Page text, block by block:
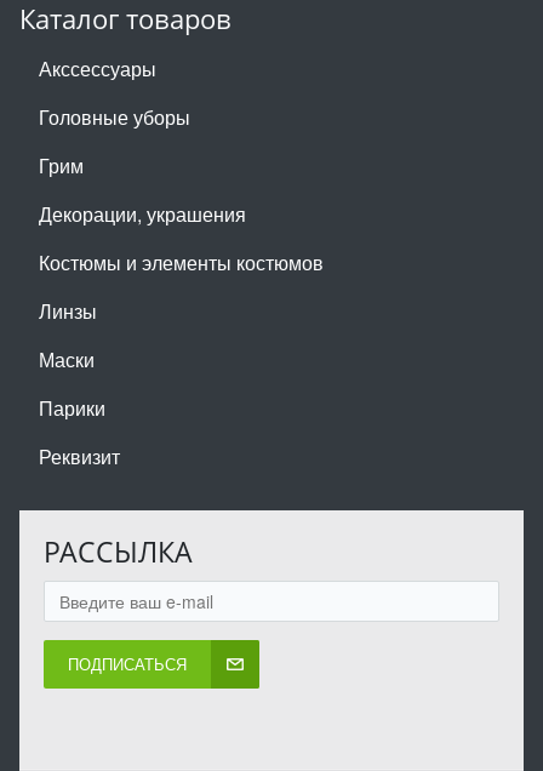
Каталог товаров
Акссессуары
Головные уборы
Грим
Декорации, украшения
Костюмы и элементы костюмов
Линзы
Маски
Парики
Реквизит
РАССЫЛКА
ПОДПИСАТЬСЯ